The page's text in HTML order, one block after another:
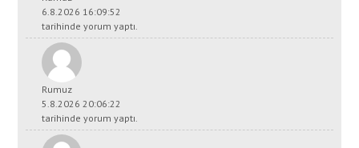
6.8.2026 16:09:52
tarihinde yorum yaptı.
Rumuz
5.8.2026 20:06:22
tarihinde yorum yaptı.